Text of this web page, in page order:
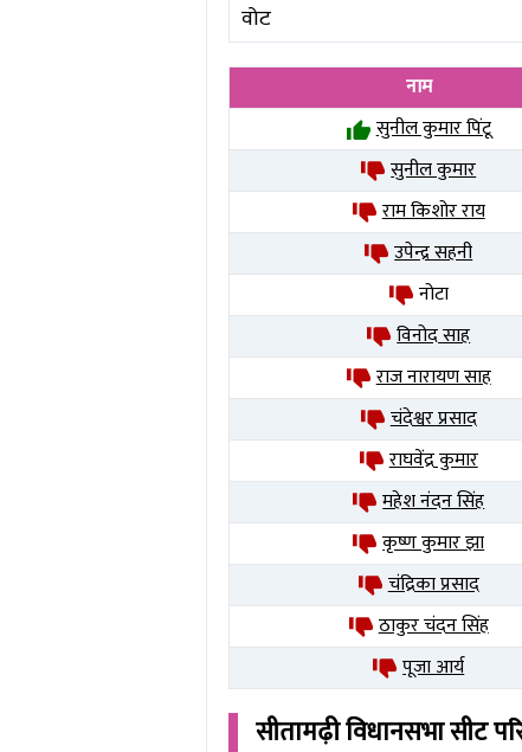
वोट
नाम
सुनील कुमार पिंटू
सुनील कुमार
राम किशोर राय
उपेन्द्र सहनी
नोटा
विनोद साह
राज नारायण साह
चंदेश्वर प्रसाद
राघवेंद्र कुमार
महेश नंदन सिंह
कृष्ण कुमार झा
चंद्रिका प्रसाद
ठाकुर चंदन सिंह
पूजा आर्य
सीतामढ़ीविधानसभा सीट